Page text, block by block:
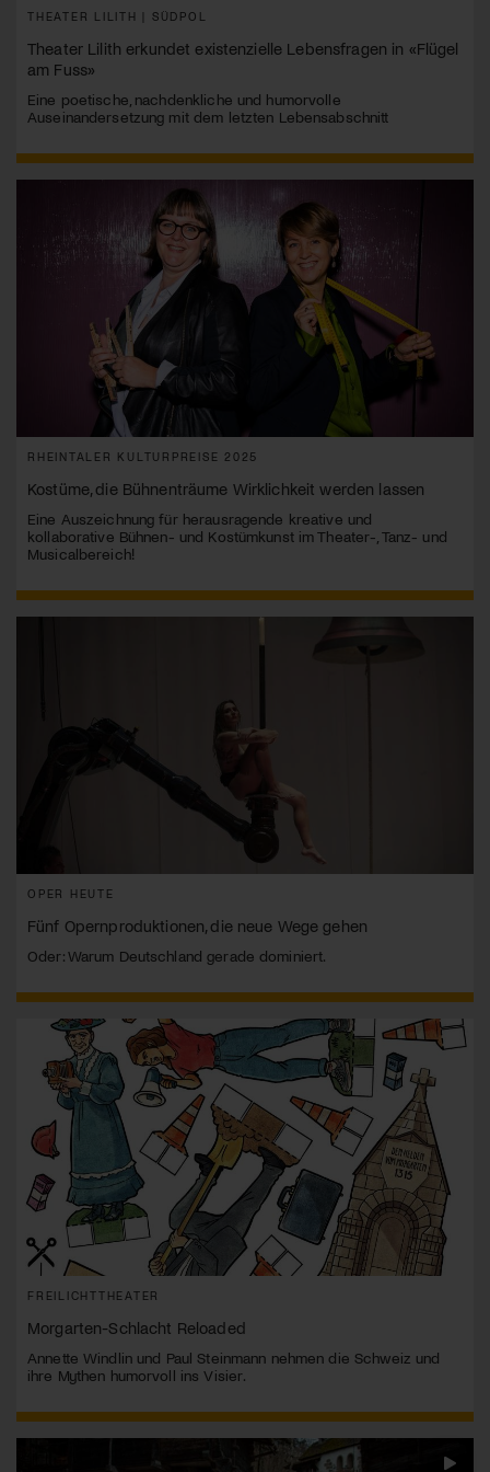
THEATER LILITH | SÜDPOL
Theater Lilith erkundet existenzielle Lebensfragen in «Flügel
am Fuss»
Eine poetische, nachdenkliche und humorvolle
Auseinandersetzung mit dem letzten Lebensabschnitt
RHEINTALER KULTURPREISE 2025
Kostüme, die Bühnenträume Wirklichkeit werden lassen
Eine Auszeichnung für herausragende kreative und
kollaborative Bühnen- und Kostümkunst im Theater-, Tanz- und
Musicalbereich!
OPER HEUTE
Fünf Opernproduktionen, die neue Wege gehen
Oder: Warum Deutschland gerade dominiert.
FREILICHTTHEATER
Morgarten-Schlacht Reloaded
Annette Windlin und Paul Steinmann nehmen die Schweiz und
ihre Mythen humorvoll ins Visier.